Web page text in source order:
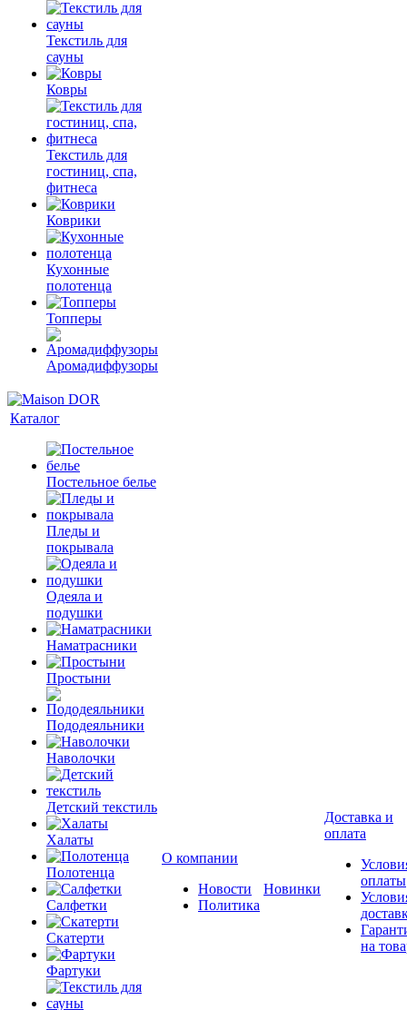
Текстиль для
сауны
Ковры
Текстиль для
гостиниц, спа,
фитнеса
Коврики
Кухонные
полотенца
Топперы
Аромадиффузоры
Каталог
Постельное белье
Пледы и
покрывала
Одеяла и
подушки
Наматрасники
Простыни
Пододеяльники
Наволочки
Детский текстиль
Халаты
Полотенца
Салфетки
Скатерти
Фартуки
О компании
Новости
Политика
Новинки
Доставка и
оплата
оплаты
на